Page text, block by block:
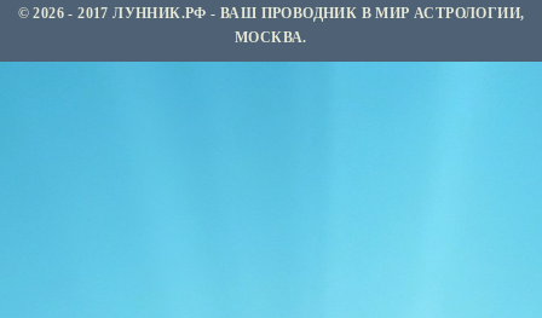
© 2026 - 2017 ЛУННИК.РФ - ВАШ ПРОВОДНИК В МИР АСТРОЛОГИИ,
МОСКВА.